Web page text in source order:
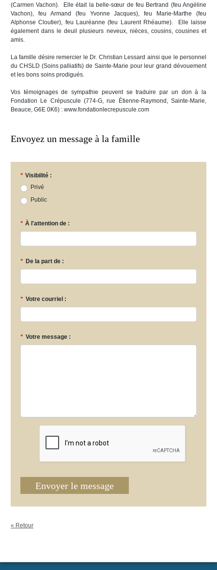
(Carmen Vachon). Elle était la belle-sœur de feu Bertrand (feu Angéline
Vachon), feu Armand (feu Yvonne Jacques), feu Marie-Marthe (feu
Alphonse Cloutier), feu Lauréanne (feu Laurent Rhéaume). Elle laisse
également dans le deuil plusieurs neveux, nièces, cousins, cousines et
amis.
La famille désire remercier le Dr. Christian Lessard ainsi que le personnel
du CHSLD (Soins palliatifs) de Sainte-Marie pour leur grand dévouement
et les bons soins prodigués.
Vos témoignages de sympathie peuvent se traduire par un don à la
Fondation Le Crépuscule (774-G, rue Étienne-Raymond, Sainte-Marie,
Beauce, G6E 0K6) : www.fondationlecrepuscule.com
Envoyez un message à la famille
* Visibilité :
Privé
Public
* À l'attention de :
* De la part de :
* Votre courriel :
* Votre message :
Envoyer le message
« Retour